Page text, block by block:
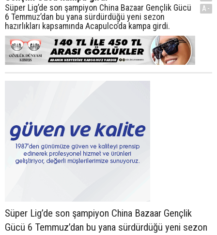
Süper Lig’de son şampiyon China Bazaar Gençlik Gücü
6 Temmuz’dan bu yana sürdürdüğü yeni sezon
hazırlıkları kapsamında Acapulco’da kampa girdi.
A-
Süper Lig’de son şampiyon China Bazaar Gençlik
Gücü 6 Temmuz’dan bu yana sürdürdüğü yeni sezon